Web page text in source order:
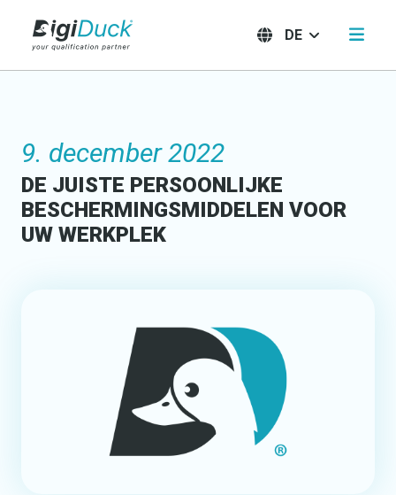
DE
9. december 2022
DE JUISTE PERSOONLIJKE
BESCHERMINGSMIDDELEN VOOR
UW WERKPLEK